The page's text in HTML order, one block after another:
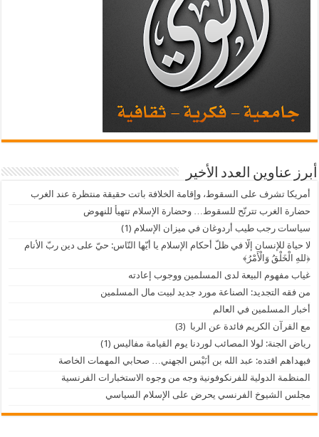
أبرز عناوين العدد الأخير
أمريكا تشرف على السقوط، وإقامة الخلافة باتت حقيقة منتظرة عند الغرب
حضارة الغرب تترنّح للسقوط… وحضارة الإسلام تتهيأُ للنهوض
سياسات رجب طيب أردوغان في ميزان الإسلام (1)
لا حياة للإنسان إلّا في ظلّ أحكام الإسلام يا أيّها النّاس: حيّ على دين ربّ الأنام
﴿للهِ الْخَلْقُ وَالْأَمْرُ﴾
غياب مفهوم البيعة لدى المسلمين ووجوب إعادته
من فقه التجديد: الصناعة مورد جديد لبيت مال المسلمين
أخبار المسلمين في العالم
مع القرآن الكريم فائدة عن الربا (3)
رياض الجنة: لولا المصائب لوردنا يوم القيامة مفاليس (1)
فبهداهم اقتده: عبد الله بن أُنَيْس الجهني… صحابي المهمات الخاصة
المنظمة الدولية للفرنكوفونية وجه من وجوه الاستخبارات الفرنسية
مجلس الشيوخ الفرنسي يحرض على الإسلام السياسي